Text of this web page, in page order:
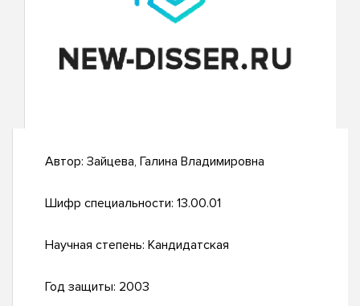
Автор: Зайцева, Галина Владимировна
Шифр специальности: 13.00.01
Научная степень: Кандидатская
Год защиты: 2003